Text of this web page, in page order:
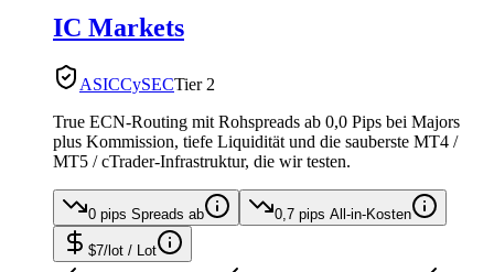
IC Markets
ASICCySECTier 2
True ECN-Routing mit Rohspreads ab 0,0 Pips bei Majors
plus Kommission, tiefe Liquidität und die sauberste MT4 /
MT5 / cTrader-Infrastruktur, die wir testen.
0 pips Spreads ab 0,7 pips All-in-Kosten
$7/lot / Lot